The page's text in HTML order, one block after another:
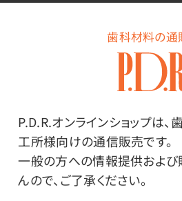
歯科材料の
P.D.R.オンラインショップは、
工所様向けの通信販売です。
一般の方への情報提供および
んので、ご了承ください。
商品詳
特長
食べる筋肉を鍛える！嚥下力トレ